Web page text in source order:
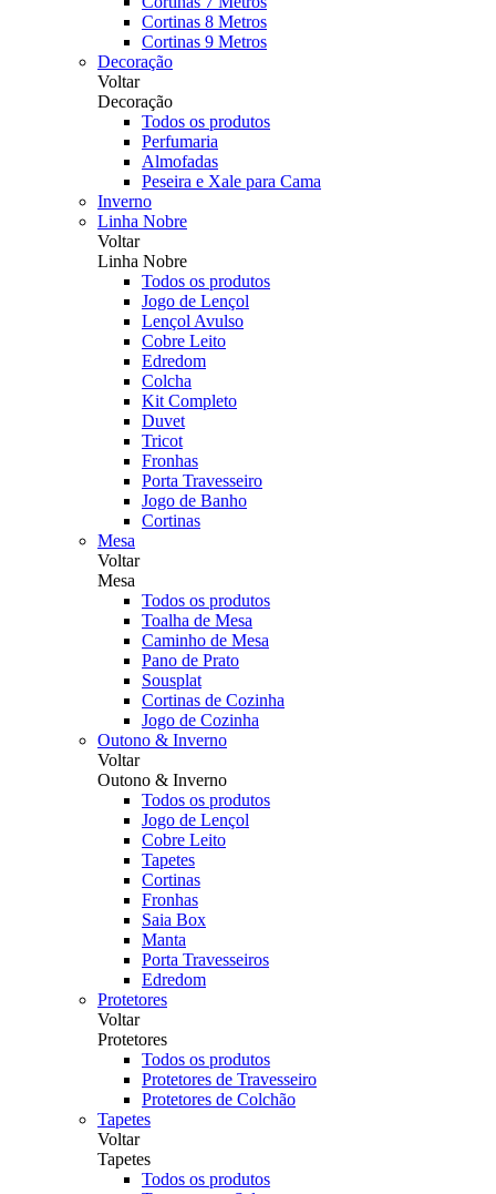
Cortinas 8 Metros
Cortinas 9 Metros
Decoração
Voltar
Decoração
Todos os produtos
Perfumaria
Almofadas
Peseira e Xale para Cama
Inverno
Linha Nobre
Voltar
Linha Nobre
Todos os produtos
Jogo de Lençol
Lençol Avulso
Cobre Leito
Edredom
Colcha
Kit Completo
Duvet
Tricot
Fronhas
Porta Travesseiro
Jogo de Banho
Cortinas
Mesa
Voltar
Mesa
Todos os produtos
Toalha de Mesa
Caminho de Mesa
Pano de Prato
Sousplat
Cortinas de Cozinha
Jogo de Cozinha
Outono & Inverno
Voltar
Outono & Inverno
Todos os produtos
Jogo de Lençol
Cobre Leito
Tapetes
Cortinas
Fronhas
Saia Box
Manta
Porta Travesseiros
Edredom
Protetores
Voltar
Protetores
Todos os produtos
Protetores de Travesseiro
Protetores de Colchão
Tapetes
Voltar
Tapetes
Todos os produtos